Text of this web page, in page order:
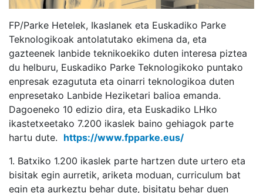
FP/Parke Hetelek, Ikaslanek eta Euskadiko Parke
Teknologikoak antolatutako ekimena da, eta
gazteenek lanbide teknikoekiko duten interesa piztea
du helburu, Euskadiko Parke Teknologikoko puntako
enpresak ezagututa eta oinarri teknologikoa duten
enpresetako Lanbide Heziketari balioa emanda.
Dagoeneko 10 edizio dira, eta Euskadiko LHko
ikastetxeetako 7.200 ikaslek baino gehiagok parte
hartu dute. https://www.fpparke.eus/
1. Batxiko 1.200 ikaslek parte hartzen dute urtero eta
bisitak egin aurretik, ariketa moduan, curriculum bat
egin eta aurkeztu behar dute, bisitatu behar duen